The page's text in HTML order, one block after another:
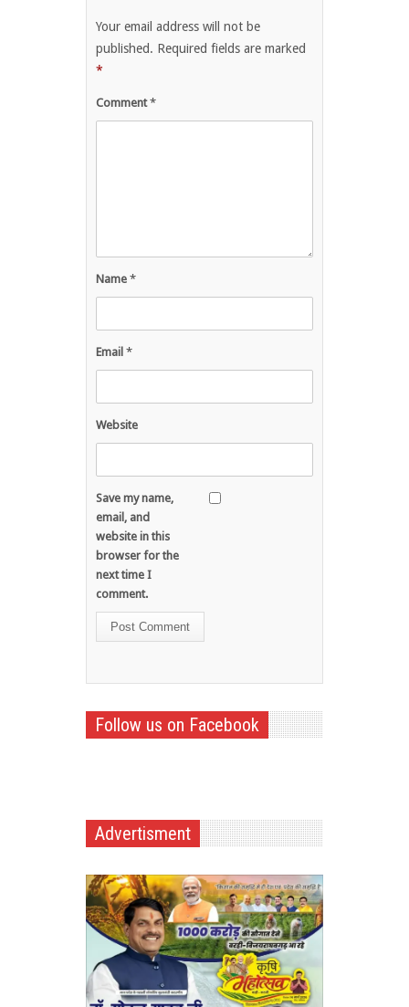
Your email address will not be
published. Required fields are marked
*
Comment*
Name *
Email *
Website
Save my name,
email, and
website in this
browser for the
next time I
comment.
Follow us on Facebook
Advertisment